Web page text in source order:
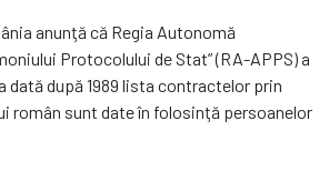
anunţă că Regia Autonomă
Protocolului de Stat” (RA-APPS) a
dată după 1989 lista contractelor prin
român sunt date în folosinţă persoanelor